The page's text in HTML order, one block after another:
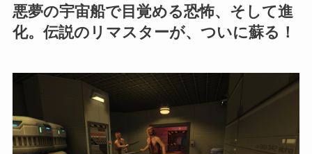
悪夢の宇宙船で目覚める恐怖、そして進
化。伝説のリマスターが、ついに蘇る！